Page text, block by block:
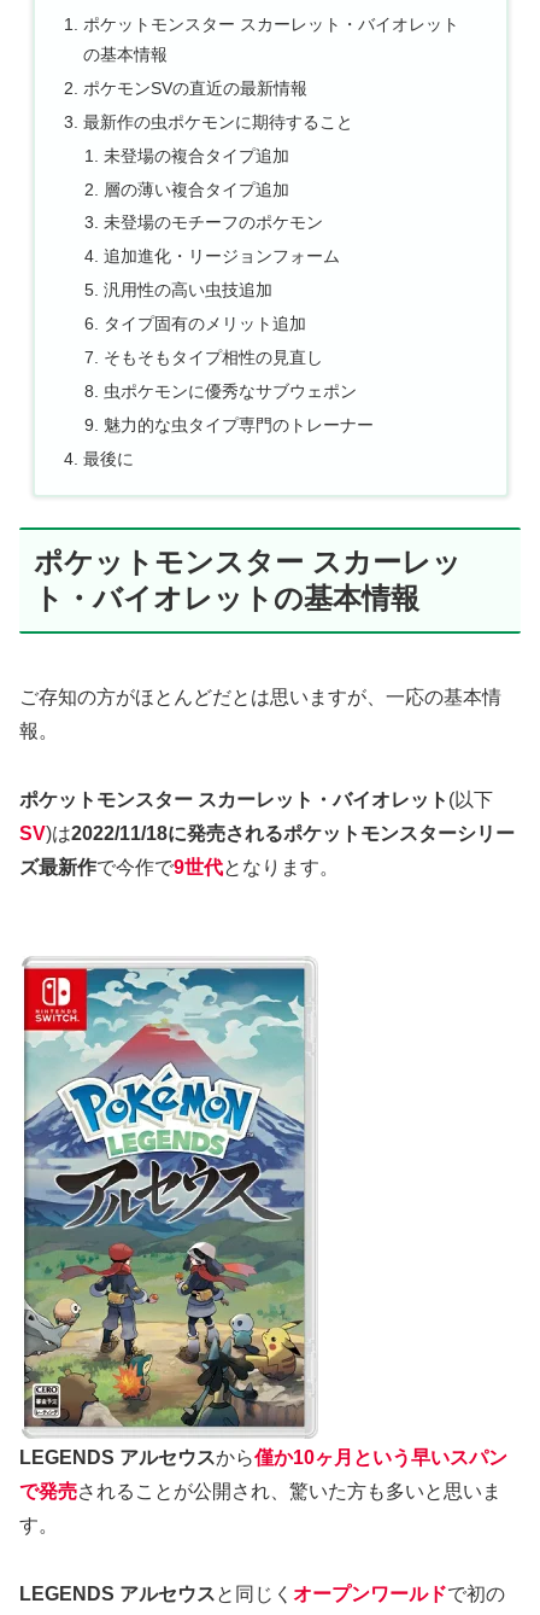
ポケットモンスター スカーレット・バイオレット
の基本情報
ポケモンSVの直近の最新情報
最新作の虫ポケモンに期待すること
未登場の複合タイプ追加
層の薄い複合タイプ追加
未登場のモチーフのポケモン
追加進化・リージョンフォーム
汎用性の高い虫技追加
タイプ固有のメリット追加
そもそもタイプ相性の見直し
虫ポケモンに優秀なサブウェポン
魅力的な虫タイプ専門のトレーナー
最後に
ポケットモンスター スカーレッ
ト・バイオレットの基本情報
ご存知の方がほとんどだとは思いますが、一応の基本情
報。
ポケットモンスター スカーレット・バイオレット (以下
SV)は2022/11/18に発売されるポケットモンスターシリー
ズ最新作で今作で9世代となります。
LEGENDS アルセウスから僅か10ヶ月という早いスパン
で発売されることが公開され、驚いた方も多いと思いま
す。
LEGENDS アルセウスと同じく オープンワールドで初の